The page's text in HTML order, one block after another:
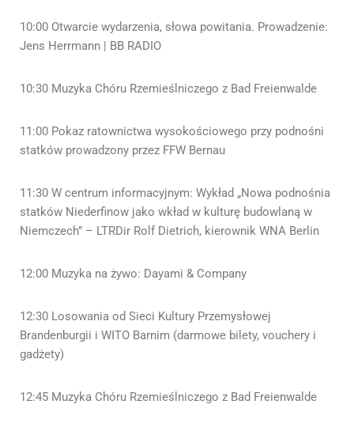
10:00 Otwarcie wydarzenia, słowa powitania. Prowadzenie:
Jens Herrmann | BB RADIO
10:30 Muzyka Chóru Rzemieślniczego z Bad Freienwalde
11:00 Pokaz ratownictwa wysokościowego przy podnośni
statków prowadzony przez FFW Bernau
11:30 W centrum informacyjnym: Wykład „Nowa podnośnia
statków Niederfinow jako wkład w kulturę budowlaną w
Niemczech” – LTRDir Rolf Dietrich, kierownik WNA Berlin
12:00 Muzyka na żywo: Dayami & Company
12:30 Losowania od Sieci Kultury Przemysłowej
Brandenburgii i WITO Barnim (darmowe bilety, vouchery i
gadżety)
12:45 Muzyka Chóru Rzemieślniczego z Bad Freienwalde